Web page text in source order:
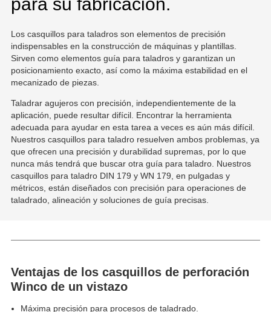
Los casquillos para taladros son elementos de precisión
indispensables en la construcción de máquinas y plantillas.
Sirven como elementos guía para taladros y garantizan un
posicionamiento exacto, así como la máxima estabilidad en el
mecanizado de piezas.
Taladrar agujeros con precisión, independientemente de la
aplicación, puede resultar difícil. Encontrar la herramienta
adecuada para ayudar en esta tarea a veces es aún más difícil.
Nuestros casquillos para taladro resuelven ambos problemas, ya
que ofrecen una precisión y durabilidad supremas, por lo que
nunca más tendrá que buscar otra guía para taladro. Nuestros
casquillos para taladro DIN 179 y WN 179, en pulgadas y
métricos, están diseñados con precisión para operaciones de
taladrado, alineación y soluciones de guía precisas.
Ventajas de los casquillos de perforación
Winco de un vistazo
Máxima precisión para procesos de taladrado.